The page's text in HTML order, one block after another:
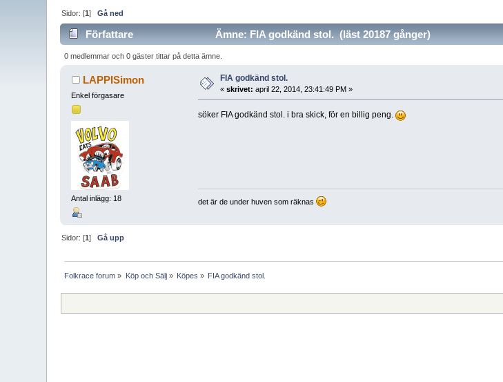
Sidor: [1]Gå ned
Författare Ämne: FIA godkänd stol. (läst 20187 gånger)
0 medlemmar och 0 gäster tittar på detta ämne.
LAPPISimon
Enkel förgasare
Antal inlägg: 18
FIA godkänd stol.
«skrivet: april 22, 2014, 23:41:49 PM »
söker FIA godkänd stol. i bra skick, för en billig peng.
det är de under huven som räknas
Sidor: [1]Gå upp
Folkrace forum » Köp och Sälj» Köpes » FIA godkänd stol.